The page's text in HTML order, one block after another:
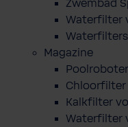
Zwembad
Waterfilter
Magazine
Kalkfilter
Waterfilter